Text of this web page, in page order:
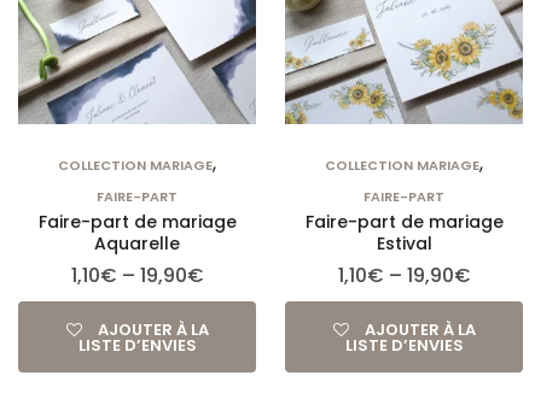
COLLECTION MARIAGE,
FAIRE-PART
Faire-part de mariage
Aquarelle
1,10€ – 19,90€
AJOUTER À LA
LISTE D’ENVIES
COLLECTION MARIAGE,
FAIRE-PART
Faire-part de mariage
Estival
1,10€ – 19,90€
AJOUTER À LA
LISTE D’ENVIES